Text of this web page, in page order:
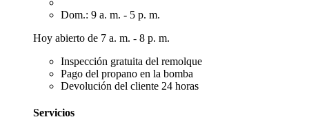
Dom.: 9 a. m. - 5 p. m.
Hoy abierto de 7 a. m. - 8 p. m.
Inspección gratuita del remolque
Pago del propano en la bomba
Devolución del cliente 24 horas
Servicios